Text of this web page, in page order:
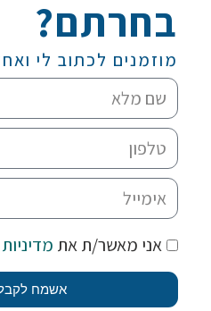
בחרתם?
מוזמנים לכתוב לי
אני מאשר/ת את
אשמח